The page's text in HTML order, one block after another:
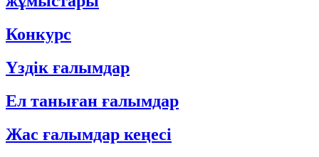
Конкурс
Үздік ғалымдар
Ел таныған ғалымдар
Жас ғалымдар кеңесі